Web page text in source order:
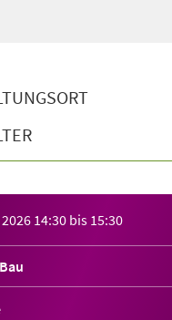
14:30 bis 15:30